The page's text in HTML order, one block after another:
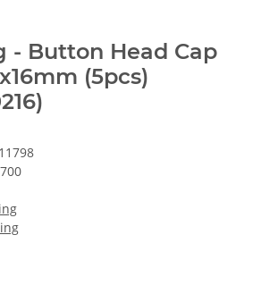
- Button Head Cap
(5pcs)